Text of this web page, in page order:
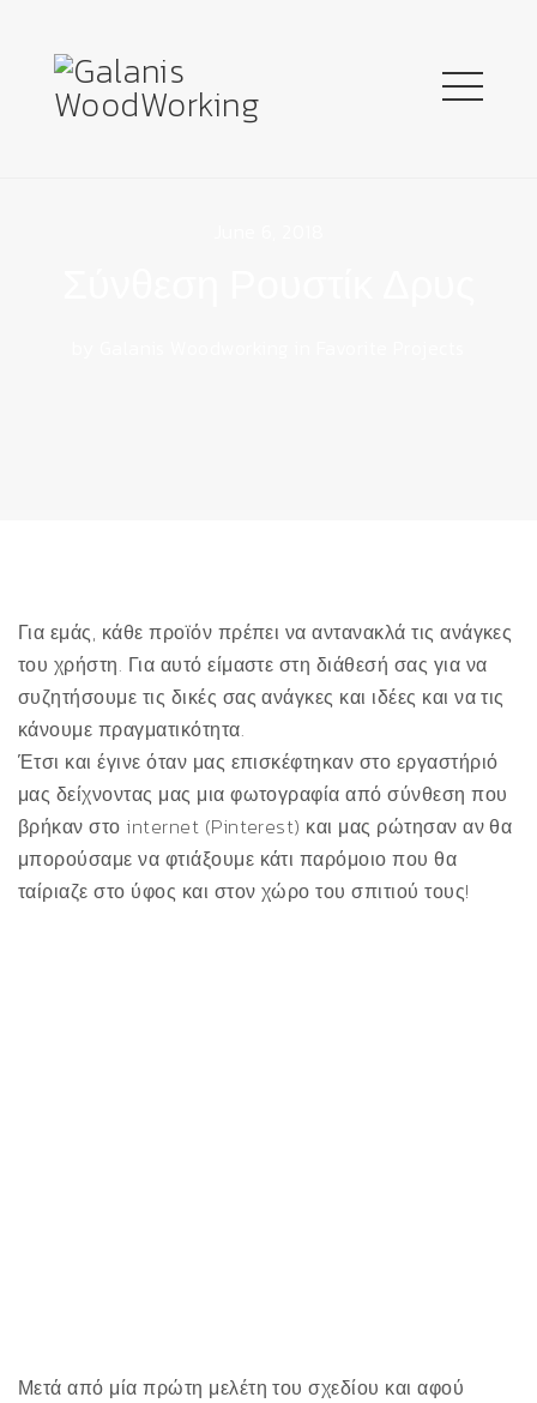
Για εμάς, κάθε προϊόν πρέπει να αντανακλά τις ανάγκες
του χρήστη. Για αυτό είμαστε στη διάθεσή σας για να
συζητήσουμε τις δικές σας ανάγκες και ιδέες και να τις
κάνουμε πραγματικότητα.
Έτσι και έγινε όταν μας επισκέφτηκαν στο εργαστήριό
μας δείχνοντας μας μια φωτογραφία από σύνθεση που
βρήκαν στο internet (Pinterest) και μας ρώτησαν αν θα
μπορούσαμε να φτιάξουμε κάτι παρόμοιο που θα
ταίριαζε στο ύφος και στον χώρο του σπιτιού τους!
Μετά από μία πρώτη μελέτη του σχεδίου και αφού